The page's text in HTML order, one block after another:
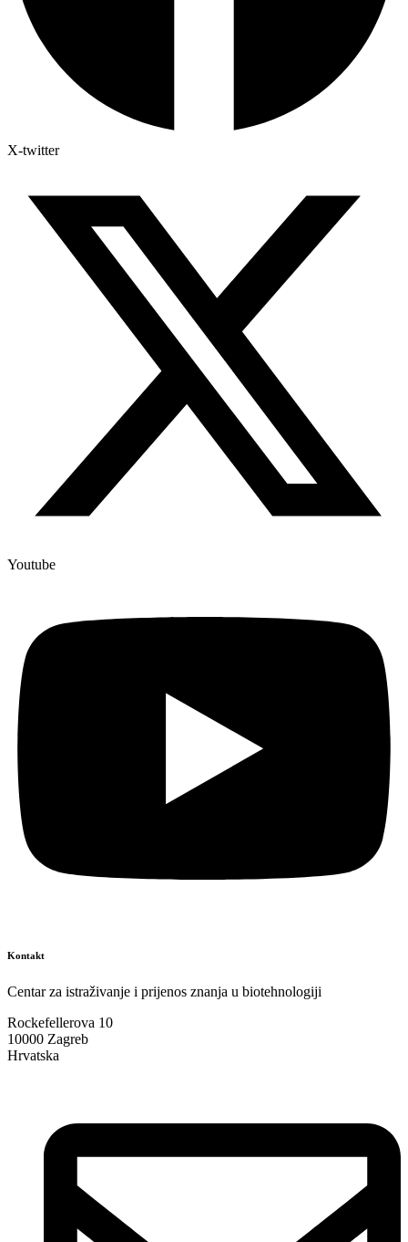
X-twitter
Youtube
Kontakt
Centar za istraživanje i prijenos znanja u biotehnologiji
Rockefellerova 10
10000 Zagreb
Hrvatska